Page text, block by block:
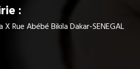
:
Rue Abébé Bikila Dakar-SENEGAL